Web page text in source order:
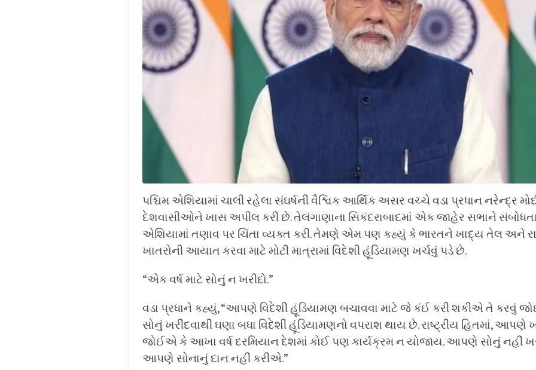
પશ્ચિમ એશિયામાં ચાલી રહેલા સંઘર્ષની વૈશ્વિક આર્થિક અસર વચ્ચે વડા પ્રધાન નરેન્દ્ર
દેશવાસીઓને ખાસ અપીલ કરી છે. તેલંગાણાના સિકંદરાબાદમાં એક જાહેર સભાને
એશિયામાં તણાવ પર ચિંતા વ્યક્ત કરી. તેમણે એમ પણ કહ્યું કે ભારતને ખાદ્ય તેલ અને
ખાતરોની આયાત કરવા માટે મોટી માત્રામાં વિદેશી હૂંડિયામણ ખર્ચવું પડે છે.
“એક વર્ષ માટે સોનું ન ખરીદો.”
વડા પ્રધાને કહ્યું, “આપણે વિદેશી હૂંડિયામણ બચાવવા માટે જે કંઈ કરી શકીએ તે કરવું
સોનું ખરીદવાથી ઘણા બધા વિદેશી હૂંડિયામણનો વપરાશ થાય છે. રાષ્ટ્રીય હિતમાં, આપણે
જોઈએ કે આખા વર્ષ દરમિયાન દેશમાં કોઈ પણ કાર્યક્રમ ન યોજાય. આપણે સોનું નહીં
આપણે સોનાનું દાન નહીં કરીએ.”